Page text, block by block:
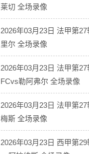
莱切 全场录像
2026年03月23日 法甲第
里尔 全场录像
2026年03月23日 法甲第
FCvs勒阿弗尔 全场录像
2026年03月23日 法甲第
梅斯 全场录像
2026年03月23日 西甲第